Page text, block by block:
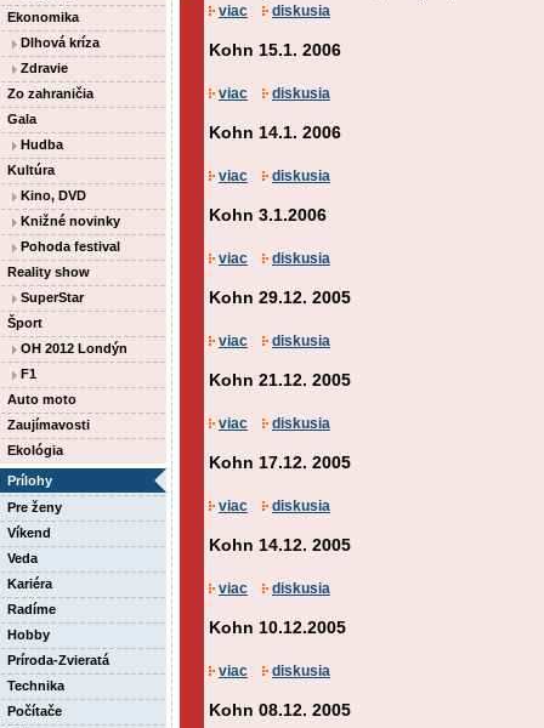
Ekonomika
Dlhová kríza
Zdravie
Zo zahraničia
Gala
Hudba
Kultúra
Kino, DVD
Knižné novinky
Pohoda festival
Reality show
SuperStar
Šport
OH 2012 Londýn
F1
Auto moto
Zaujímavosti
Ekológia
Prílohy
Pre ženy
Víkend
Veda
Kariéra
Radíme
Hobby
Príroda-Zvieratá
Technika
Počítače
viac diskusia
Kohn 15.1. 2006
viac diskusia
Kohn 14.1. 2006
viac diskusia
Kohn 3.1.2006
viac diskusia
Kohn 29.12. 2005
viac diskusia
Kohn 21.12. 2005
viac diskusia
Kohn 17.12. 2005
viac diskusia
Kohn 14.12. 2005
viac diskusia
Kohn 10.12.2005
viac diskusia
Kohn 08.12. 2005